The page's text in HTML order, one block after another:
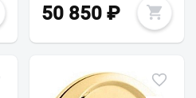
50 850 ₽